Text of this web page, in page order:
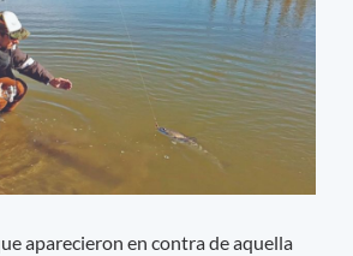
aparecieron en contra de aquella